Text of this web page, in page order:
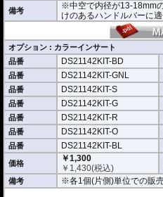
備考
※中空で内径が13-18mm
けのあるハンドルバーに適
オプション : カラーインサート
品番
DS21142KIT-BD
品番 DS21142KIT-GNL
品番 DS21142KIT-S
品番 DS21142KIT-G
品番 DS21142KIT-R
品番 DS21142KIT-O
品番 DS21142KIT-BL
価格
￥1,300
￥ 1,430(税込)
備考 ※各1個(片側)単位での販売